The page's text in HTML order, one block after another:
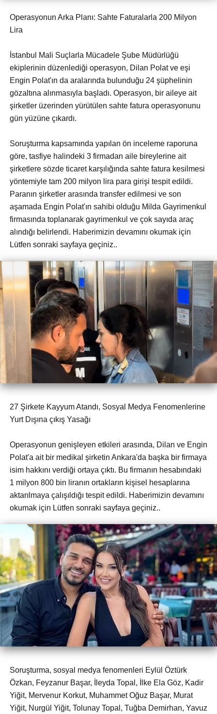
Operasyonun Arka Planı: Sahte Faturalarla 200 Milyon
Lira
İstanbul Mali Suçlarla Mücadele Şube Müdürlüğü
ekiplerinin düzenlediği operasyon, Dilan Polat ve eşi
Engin Polat'ın da aralarında bulunduğu 24 şüphelinin
gözaltına alınmasıyla başladı. Operasyon, bir aileye ait
şirketler üzerinden yürütülen sahte fatura operasyonunu
gün yüzüne çıkardı.
Soruşturma kapsamında yapılan ön inceleme raporuna
göre, tasfiye halindeki 3 firmadan aile bireylerine ait
şirketlere sözde ticaret karşılığında sahte fatura kesilmesi
yöntemiyle tam 200 milyon lira para girişi tespit edildi.
Paranın şirketler arasında transfer edilmesi ve son
aşamada Engin Polat'ın sahibi olduğu Milda Gayrimenkul
firmasında toplanarak gayrimenkul ve çok sayıda araç
alındığı belirlendi. Haberimizin devamını okumak için
Lütfen sonraki sayfaya geçiniz..
27 Şirkete Kayyum Atandı, Sosyal Medya Fenomenlerine
Yurt Dışına çıkış Yasağı
Operasyonun genişleyen etkileri arasında, Dilan ve Engin
Polat'a ait bir medikal şirketin Ankara'da başka bir firmaya
isim hakkını verdiği ortaya çıktı. Bu firmanın hesabındaki
1 milyon 800 bin liranın ortakların kişisel hesaplarına
aktarılmaya çalışıldığı tespit edildi. Haberimizin devamını
okumak için Lütfen sonraki sayfaya geçiniz..
Soruşturma, sosyal medya fenomenleri Eylül Öztürk
Özkan, Feyzanur Başar, İleyda Topal, İlke Ela Göz, Kadir
Yiğit, Mervenur Korkut, Muhammet Oğuz Başar, Murat
Yiğit, Nurgül Yiğit, Tolunay Topal, Tuğba Demirhan, Yavuz